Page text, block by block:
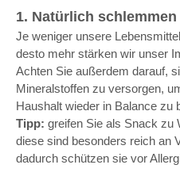
1. Natürlich schlemmen
Je weniger unsere
desto mehr stärken wir unser
Achten Sie außerdem darauf,
Mineralstoffen zu versorgen,
Haushalt wieder in Balance zu
Tipp: greifen Sie als Snack zu
diese sind besonders reich an
dadurch schützen sie vor